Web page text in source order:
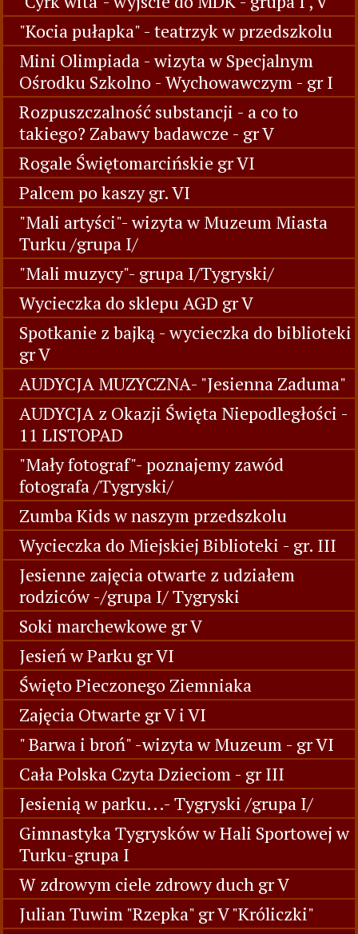
"Kocia pułapka" - teatrzyk w przedszkolu
Mini Olimpiada - wizyta w Specjalnym
Ośrodku Szkolno - Wychowawczym - gr I
Rozpuszczalność substancji - a co to
takiego? Zabawy badawcze - gr V
Rogale Świętomarcińskie gr VI
Palcem po kaszy gr. VI
"Mali artyści"- wizyta w Muzeum Miasta
Turku /grupa I/
"Mali muzycy"- grupa I/Tygryski/
Wycieczka do sklepu AGD gr V
Spotkanie z bajką - wycieczka do biblioteki
gr V
AUDYCJA MUZYCZNA- "Jesienna Zaduma"
AUDYCJA z Okazji Święta Niepodległości -
11 LISTOPAD
"Mały fotograf"- poznajemy zawód
fotografa /Tygryski/
Zumba Kids w naszym przedszkolu
Wycieczka do Miejskiej Biblioteki - gr. III
Jesienne zajęcia otwarte z udziałem
rodziców -/grupa I/ Tygryski
Soki marchewkowe gr V
Jesień w Parku gr VI
Święto Pieczonego Ziemniaka
Zajęcia Otwarte gr V i VI
" Barwa i broń" -wizyta w Muzeum - gr VI
Cała Polska Czyta Dzieciom - gr III
Jesienią w parku...- Tygryski /grupa I/
Gimnastyka Tygrysków w Hali Sportowej w
Turku-grupa I
W zdrowym ciele zdrowy duch gr V
Julian Tuwim "Rzepka" gr V "Króliczki"